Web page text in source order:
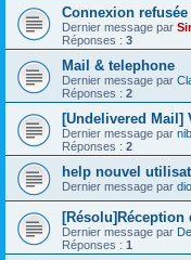
Connexion refusée
Dernier message par
Réponses : 3
Mail & telephone
Dernier message par
Réponses : 2
[Undelivered Mail]
Dernier message par
Réponses : 2
help nouvel
Dernier message par
[Résolu]Réception
Dernier message par
Réponses : 1